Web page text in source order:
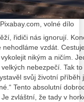
volné dílo
řidiči nás ignorují.
vzdát.
vykolejit nikým a ničím.
nebezpečí. Tak
svůj životní příběh
Tento absolutní
zvláštní, že tady v